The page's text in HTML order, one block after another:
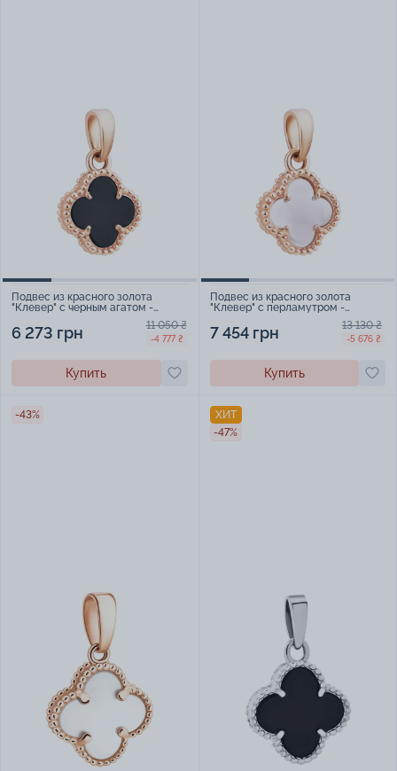
Подвес из красного золота
"Клевер" с черным агатом -
6 273 грн 11 050 ₴
-4 777 ₴
Купить
Подвес из красного золота
"Клевер" с перламутром -
7 454 грн 13 130 ₴
-5 676 ₴
Купить
-43%
ХИТ
-47%